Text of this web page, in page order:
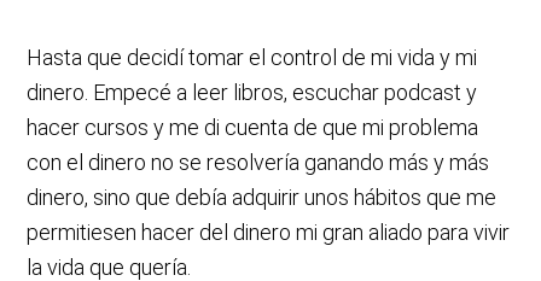
Hasta que decidí tomar el control de mi vida y mi
dinero. Empecé a leer libros, escuchar podcast y
hacer cursos y me di cuenta de que mi problema
con el dinero no se resolvería ganando más y más
dinero, sino que debía adquirir unos hábitos que me
permitiesen hacer del dinero mi gran aliado para vivir
la vida que quería.